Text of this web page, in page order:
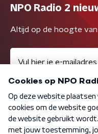
NPO Radio 2
Altijd op de hoogte
Algemene voorwaarden